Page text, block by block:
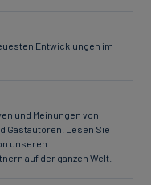
Entwicklungen im
und Meinungen von
Gastautoren. Lesen Sie
unseren
auf der ganzen Welt.